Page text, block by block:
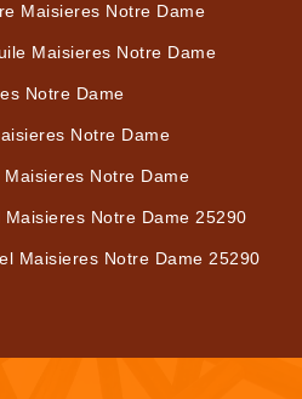
Maisieres Notre Dame
Maisieres Notre Dame
Notre Dame
Notre Dame
Notre Dame
Notre Dame 25290
Maisieres Notre Dame 25290